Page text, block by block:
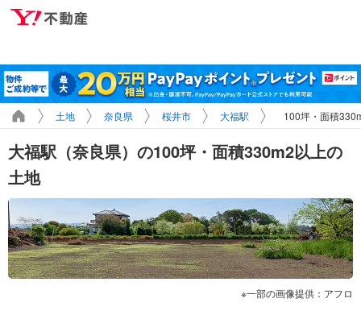
土地 奈良県 桜井市 大福駅 100坪・面積
大福駅（奈良県）の100坪・面積330m2以上の
土地
一部の画像提供：アフロ